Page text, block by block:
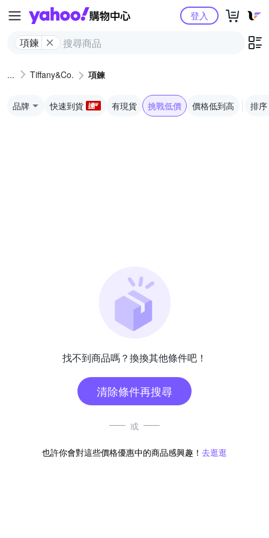
Yahoo購物中心
項鍊
登入
Tiffany&Co. 項鍊
品牌 快速到貨 有現貨 挑戰低價 價格低到高 排序
找不到商品嗎？換換其他條件吧！
清除條件再搜尋
或
也許你會對這些價格優惠中的商品感興趣！ 去逛逛